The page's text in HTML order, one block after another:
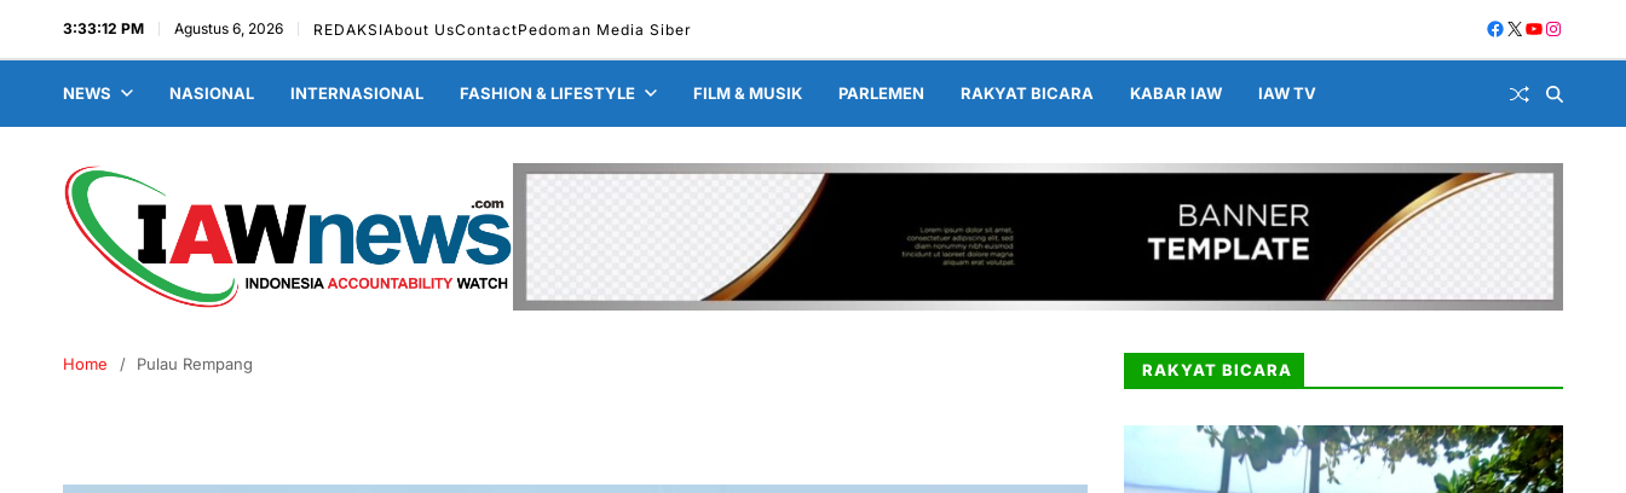
3:33:12 PM Agustus 6, 2026 REDAKSIAbout UsContactPedoman Media Siber
NEWS NASIONAL INTERNASIONAL FASHION & LIFESTYLE FILM & MUSIK PARLEMEN RAKYAT BICARA KABAR IAW IAW TV
Home Pulau Rempang RAKYAT BICARA